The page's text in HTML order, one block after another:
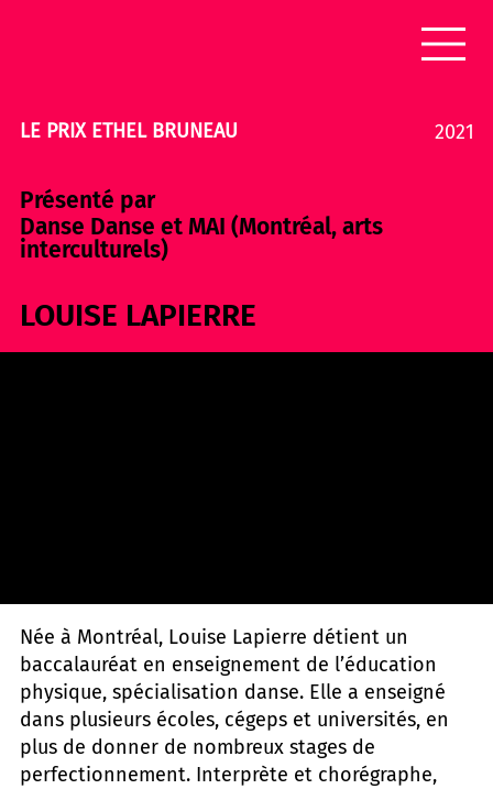
LE PRIX ETHEL BRUNEAU
Présenté par
Danse Danse et MAI (Montréal, arts
interculturels)
LOUISE LAPIERRE
2021
Née à Montréal, Louise Lapierre détient un
baccalauréat en enseignement de l’éducation
physique, spécialisation danse. Elle a enseigné
dans plusieurs écoles, cégeps et universités, en
plus de donner de nombreux stages de
perfectionnement. Interprète et chorégraphe,